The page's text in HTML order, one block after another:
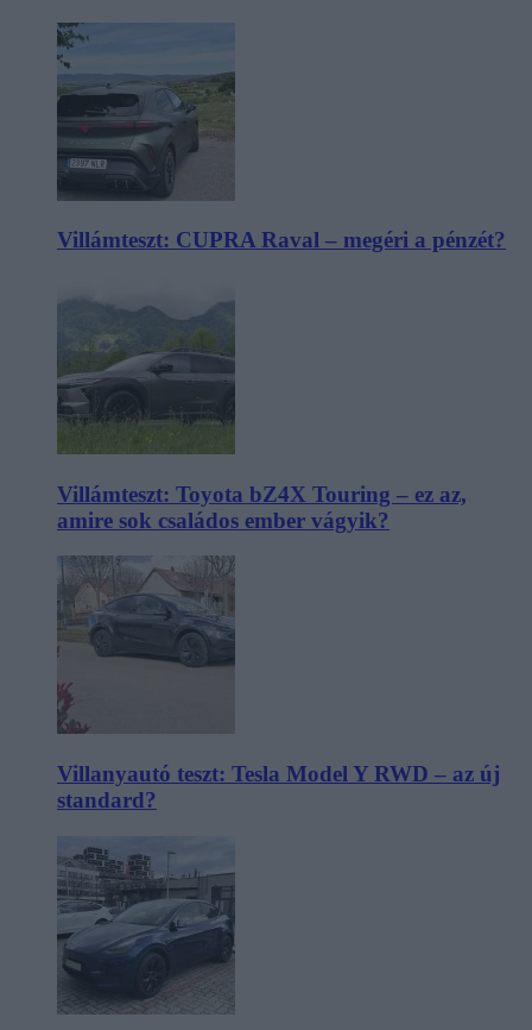
Villámteszt: CUPRA Raval – megéri a pénzét?
Villámteszt: Toyota bZ4X Touring – ez az,
amire sok családos ember vágyik?
Villanyautó teszt: Tesla Model Y RWD – az új
standard?